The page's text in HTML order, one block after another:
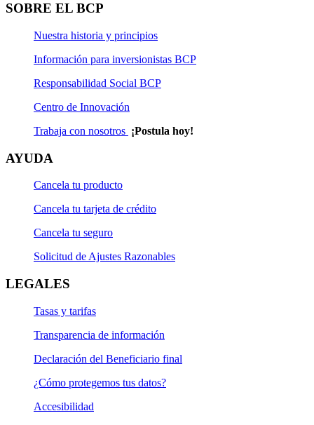
SOBRE EL BCP
Nuestra historia y principios
Información para inversionistas BCP
Responsabilidad Social BCP
Centro de Innovación
Trabaja con nosotros ¡Postula hoy!
AYUDA
Cancela tu producto
Cancela tu tarjeta de crédito
Cancela tu seguro
Solicitud de Ajustes Razonables
LEGALES
Tasas y tarifas
Transparencia de información
Declaración del Beneficiario final
¿Cómo protegemos tus datos?
Accesibilidad